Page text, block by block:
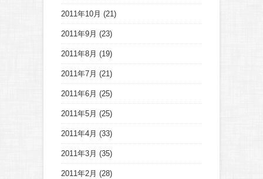
2011年10月 (21)
2011年9月 (23)
2011年8月 (19)
2011年7月 (21)
2011年6月 (25)
2011年5月 (25)
2011年4月 (33)
2011年3月 (35)
2011年2月 (28)